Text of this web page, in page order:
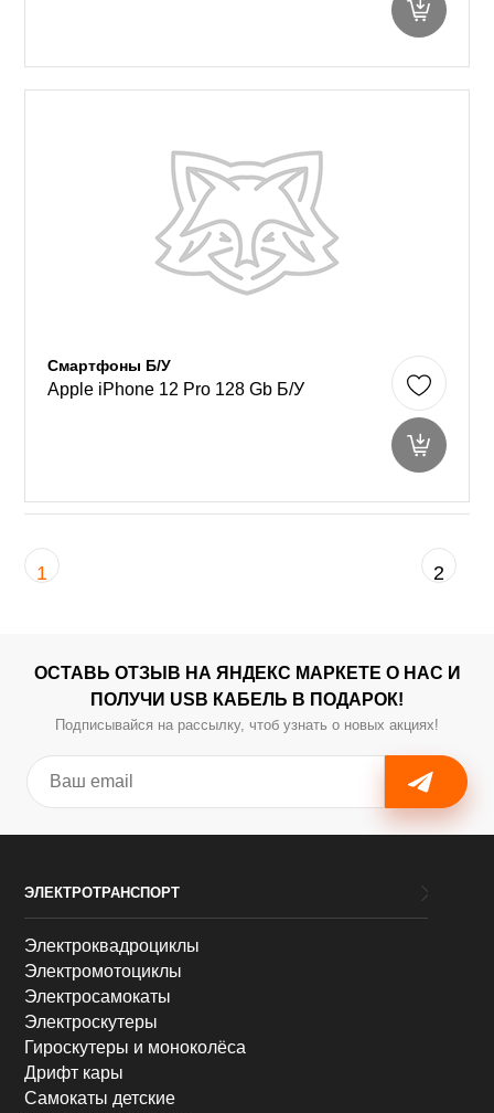
Смартфоны Б/У
Apple iPhone 12 Pro 128 Gb Б/У
1 2
ОСТАВЬ ОТЗЫВ НА ЯНДЕКС МАРКЕТЕ О НАС И
ПОЛУЧИ USB КАБЕЛЬ В ПОДАРОК!
Подписывайся на рассылку, чтоб узнать о новых акциях!
ЭЛЕКТРОТРАНСПОРТ
Электроквадроциклы
Электромотоциклы
Электросамокаты
Электроскутеры
Гироскутеры и моноколёса
Дрифт кары
Самокаты детские